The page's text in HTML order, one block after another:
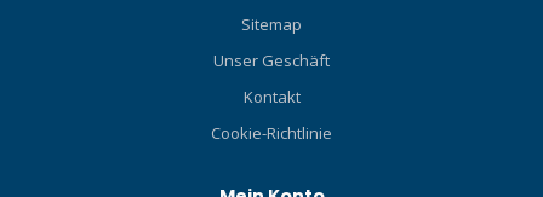
Sitemap
Unser Geschäft
Kontakt
Cookie-Richtlinie